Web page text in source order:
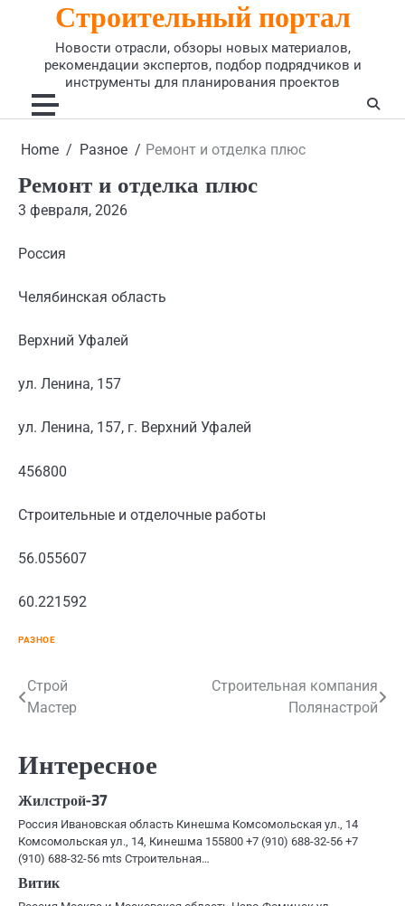
Строительный портал
Новости отрасли, обзоры новых материалов,
рекомендации экспертов, подбор подрядчиков и
инструменты для планирования проектов
Home Разное Ремонт и отделка плюс
Ремонт и отделка плюс
3 февраля, 2026
Россия
Челябинская область
Верхний Уфалей
ул. Ленина, 157
ул. Ленина, 157, г. Верхний Уфалей
456800
Строительные и отделочные работы
56.055607
60.221592
РАЗНОЕ
Навигация
записям
Строй
Мастер
Строительная компания
Полянастрой
Интересное
Жилстрой-37
Россия Ивановская область Кинешма Комсомольская ул., 14
Комсомольская ул., 14, Кинешма 155800 +7 (910) 688-32-56 +7
(910) 688-32-56 mts Строительная…
Витик